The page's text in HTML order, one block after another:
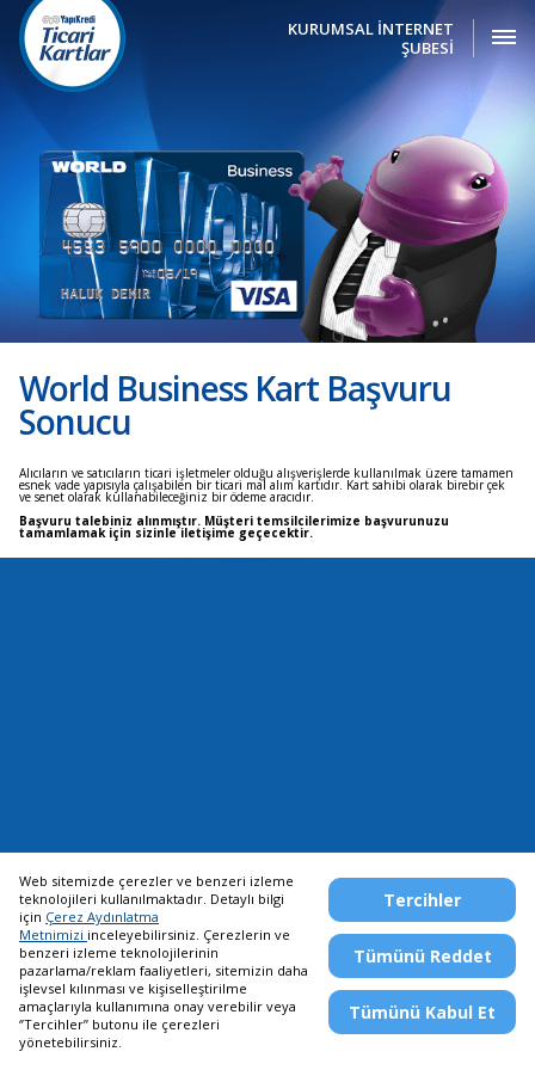
KURUMSAL İNTERNET
ŞUBESİ
World Business Kart Başvuru
Sonucu
Alıcıların ve satıcıların ticari işletmeler olduğu alışverişlerde kullanılmak üzere tamamen
esnek vade yapısıyla çalışabilen bir ticari mal alım kartıdır. Kart sahibi olarak birebir çek
ve senet olarak kullanabileceğiniz bir ödeme aracıdır.
Başvuru talebiniz alınmıştır. Müşteri temsilcilerimize başvurunuzu
tamamlamak için sizinle iletişime geçecektir.
Telefon Bankacılığı
444 0 448/ 0850 222 0 448
Web sitemizde çerezler ve benzeri izleme
teknolojileri kullanılmaktadır. Detaylı bilgi
için Çerez Aydınlatma
Metnimizi inceleyebilirsiniz. Çerezlerin ve
benzeri izleme teknolojilerinin
pazarlama/reklam faaliyetleri, sitemizin daha
işlevsel kılınması ve kişiselleştirilme
amaçlarıyla kullanımına onay verebilir veya
‘’Tercihler’’ butonu ile çerezleri
yönetebilirsiniz.
Tercihler
Tümünü Reddet
Tümünü Kabul Et